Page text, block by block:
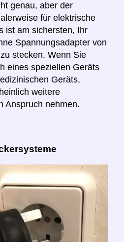
genau, aber der
für elektrische
ist am sichersten, Ihr
Spannungsadapter von
stecken. Wenn Sie
eines speziellen Geräts
Geräts,
weitere
Anspruch nehmen.